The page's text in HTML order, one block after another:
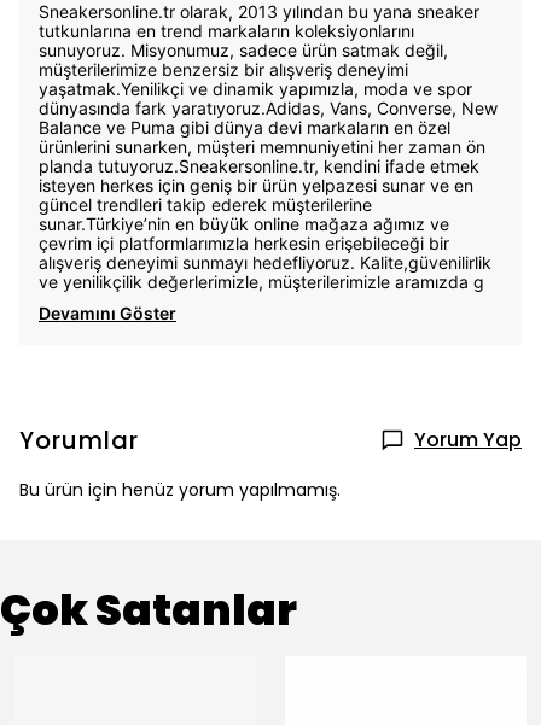
Sneakersonline.tr olarak, 2013 yılından bu yana sneaker
tutkunlarına en trend markaların koleksiyonlarını
sunuyoruz. Misyonumuz, sadece ürün satmak değil,
müşterilerimize benzersiz bir alışveriş deneyimi
yaşatmak.Yenilikçi ve dinamik yapımızla, moda ve spor
dünyasında fark yaratıyoruz.Adidas, Vans, Converse, New
Balance ve Puma gibi dünya devi markaların en özel
ürünlerini sunarken, müşteri memnuniyetini her zaman ön
planda tutuyoruz.Sneakersonline.tr, kendini ifade etmek
isteyen herkes için geniş bir ürün yelpazesi sunar ve en
güncel trendleri takip ederek müşterilerine
sunar.Türkiye’nin en büyük online mağaza ağımız ve
çevrim içi platformlarımızla herkesin erişebileceği bir
alışveriş deneyimi sunmayı hedefliyoruz. Kalite,güvenilirlik
ve yenilikçilik değerlerimizle, müşterilerimizle aramızda g
Devamını Göster
Yorumlar Yorum Yap
Bu ürün için henüz yorum yapılmamış.
Çok Satanlar